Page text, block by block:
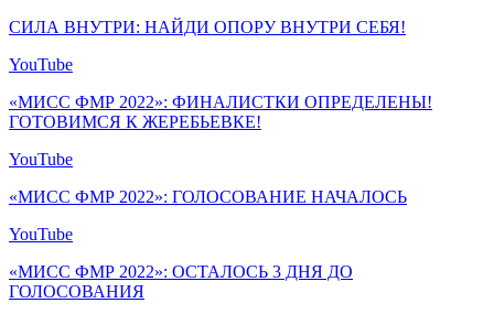
СИЛА ВНУТРИ: НАЙДИ ОПОРУ ВНУТРИ СЕБЯ!
YouTube
«МИСС ФМР 2022»: ФИНАЛИСТКИ ОПРЕДЕЛЕНЫ!
ГОТОВИМСЯ К ЖЕРЕБЬЕВКЕ!
YouTube
«МИСС ФМР 2022»: ГОЛОСОВАНИЕ НАЧАЛОСЬ
YouTube
«МИСС ФМР 2022»: ОСТАЛОСЬ 3 ДНЯ ДО
ГОЛОСОВАНИЯ